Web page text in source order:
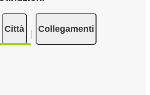
FlixBus a San Lucido le più
Cosenza, Roma, Aeroporto di Lamezia
Città Collegamenti